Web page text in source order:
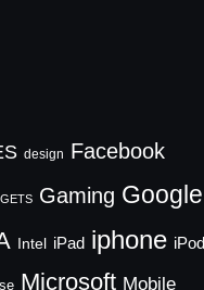
design Facebook
Gaming Google
Intel iPad iphone iPod
Microsoft Mobile